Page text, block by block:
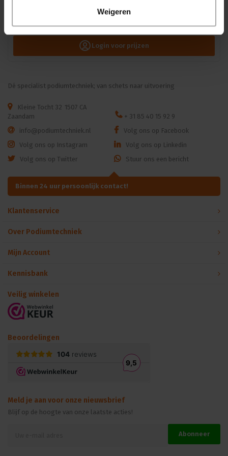
Weigeren
IMX6A | Kleur: Beige | Zakje 5 stuks
Login voor prijzen
Dé specialist podiumtechniek; van schets naar uitvoering
Kleine Tocht 32 1507 CA
Zaandam
+ 31 85 40 15 92 9
info@podiumtechniek.nl
Volg ons op Facebook
Volg ons op Instagram
Volg ons op Linkedin
Volg ons op Twitter
Stuur ons een bericht
Binnen 24 uur persoonlijk contact!
Klantenservice
Over Podiumtechniek
Mijn Account
Kennisbank
Veilig winkelen
Beoordelingen
Meld je aan voor onze nieuwsbrief
Blijf op de hoogte van onze laatste acties!
Abonneer